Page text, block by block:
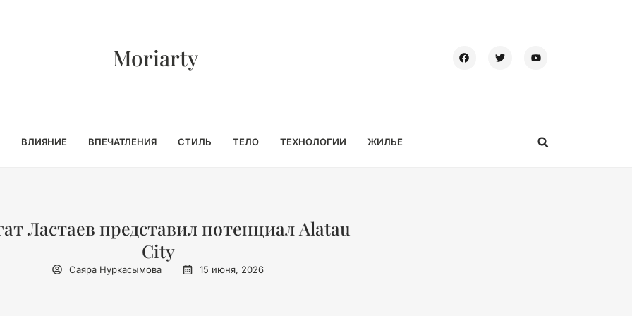
Moriarty
ВЛИЯНИЕ ВПЕЧАТЛЕНИЯ СТИЛЬ ТЕЛО ТЕХНОЛОГИИ ЖИЛЬЕ
Ластаев представил потенциал Alatau
City
Саяра Нуркасымова 15 июня, 2026